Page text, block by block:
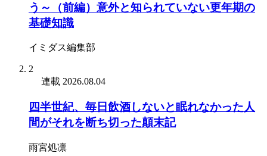
う～（前編）意外と知られていない更年期の
基礎知識
イミダス編集部
2
連載 2026.08.04
四半世紀、毎日飲酒しないと眠れなかった人
間がそれを断ち切った顛末記
雨宮処凛